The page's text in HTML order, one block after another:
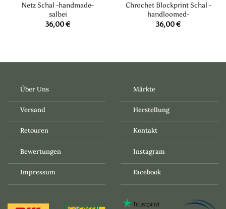
Netz Schal -handmade-
salbei
36,00€
Chrochet Blockprint Schal -
handloomed-
36,00€
Über Uns
Versand
Retouren
Bewertungen
Impressum
Märkte
Herstellung
Kontakt
Instagram
Facebook